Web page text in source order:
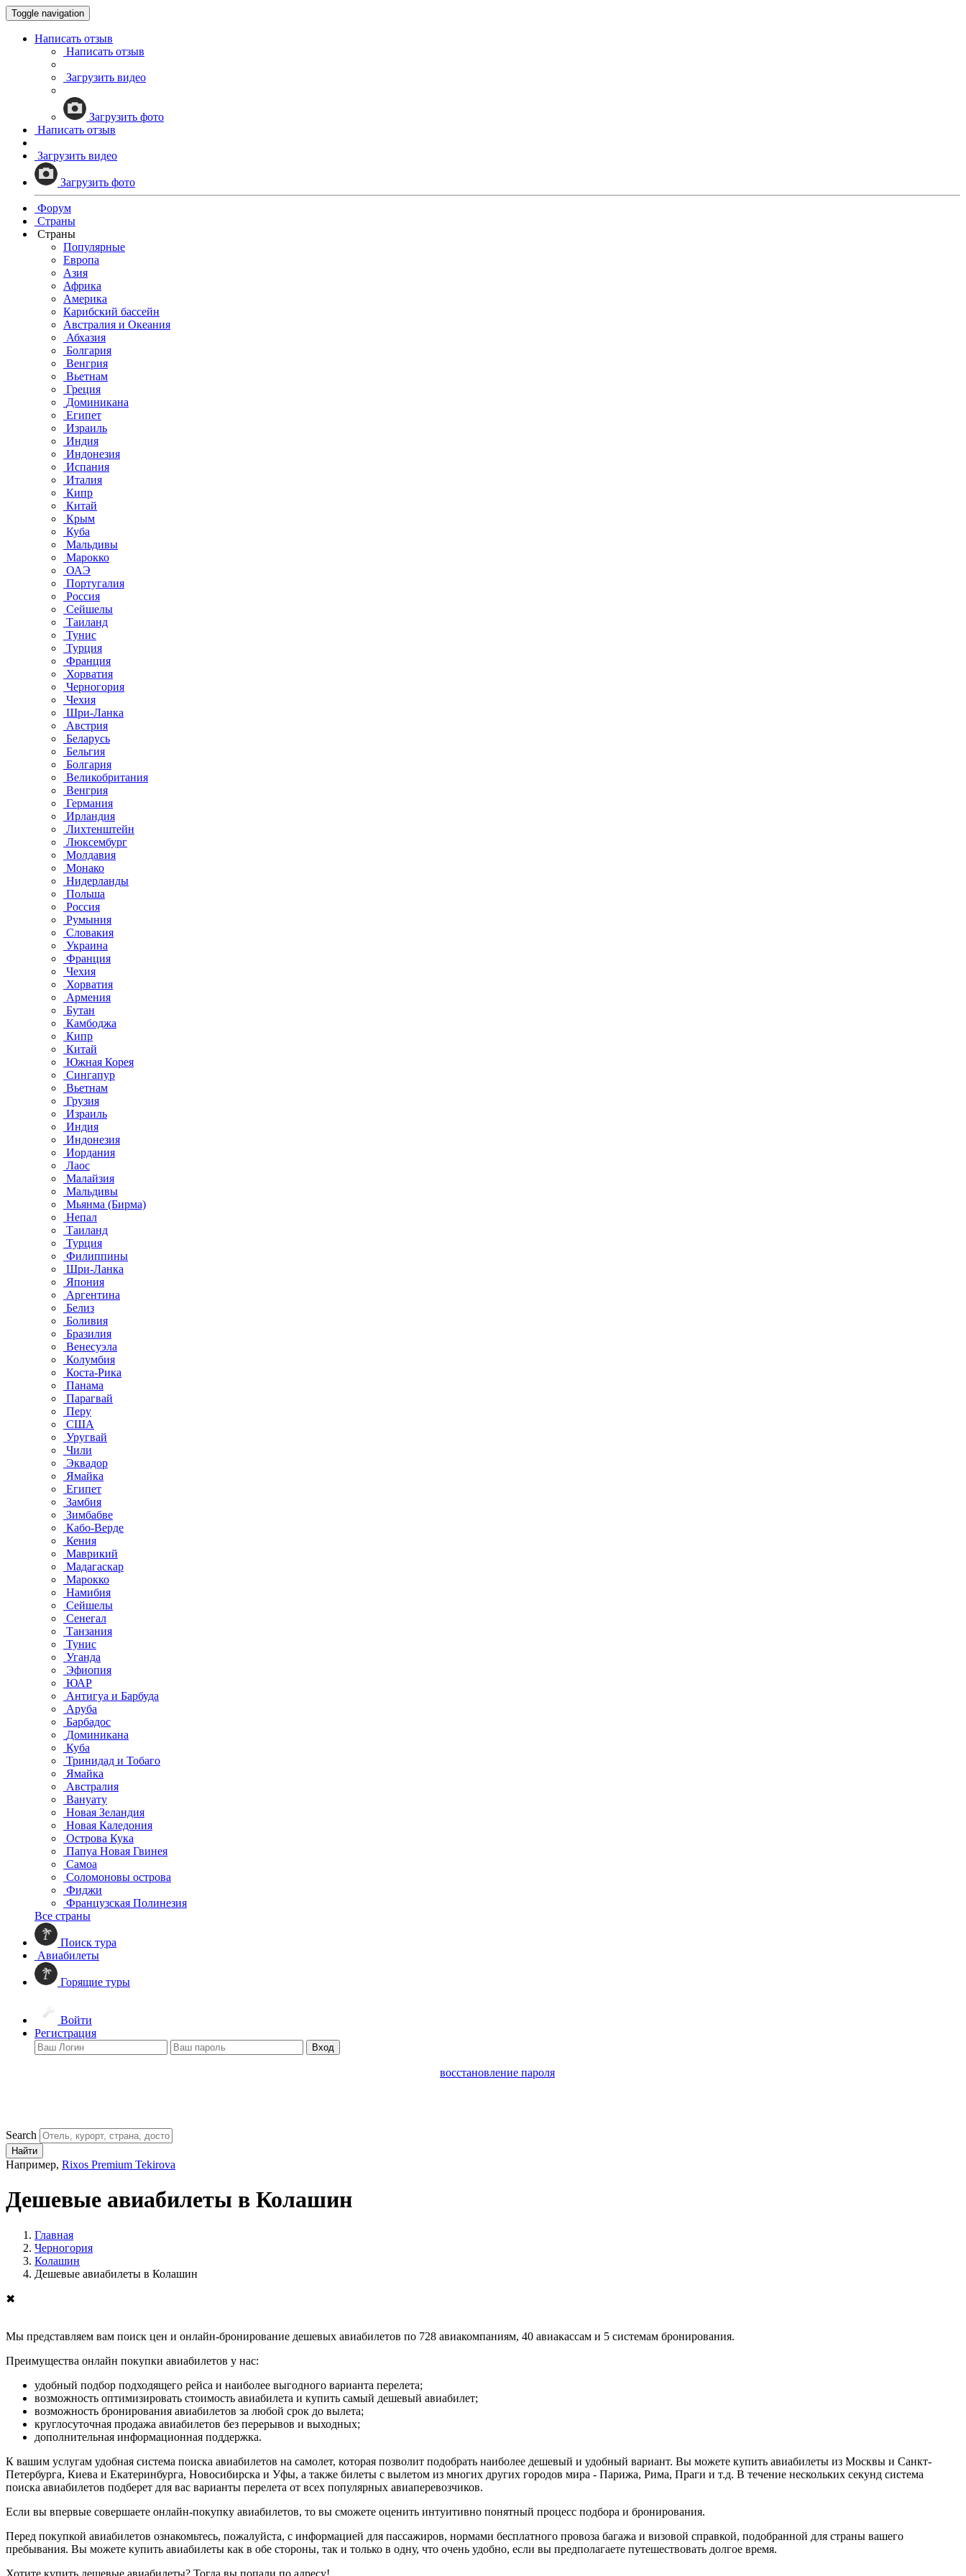
Toggle navigation
Написать отзыв
Написать отзыв
Загрузить видео
Загрузить фото
Написать отзыв
Загрузить видео
Загрузить фото
Форум
Страны
Страны
Популярные
Европа
Азия
Африка
Америка
Карибский бассейн
Австралия и Океания
Абхазия
Болгария
Венгрия
Вьетнам
Греция
Доминикана
Египет
Израиль
Индия
Индонезия
Испания
Италия
Кипр
Китай
Крым
Куба
Мальдивы
Марокко
ОАЭ
Португалия
Россия
Сейшелы
Таиланд
Тунис
Турция
Франция
Хорватия
Черногория
Чехия
Шри-Ланка
Австрия
Беларусь
Бельгия
Болгария
Великобритания
Венгрия
Германия
Ирландия
Лихтенштейн
Люксембург
Молдавия
Монако
Нидерланды
Польша
Россия
Румыния
Словакия
Украина
Франция
Чехия
Хорватия
Армения
Бутан
Камбоджа
Кипр
Китай
Южная Корея
Сингапур
Вьетнам
Грузия
Израиль
Индия
Индонезия
Иордания
Лаос
Малайзия
Мальдивы
Мьянма (Бирма)
Непал
Таиланд
Турция
Филиппины
Шри-Ланка
Япония
Аргентина
Белиз
Боливия
Бразилия
Венесуэла
Колумбия
Коста-Рика
Панама
Парагвай
Перу
США
Уругвай
Чили
Эквадор
Ямайка
Египет
Замбия
Зимбабве
Кабо-Верде
Кения
Маврикий
Мадагаскар
Марокко
Намибия
Сейшелы
Сенегал
Танзания
Тунис
Уганда
Эфиопия
ЮАР
Антигуа и Барбуда
Аруба
Барбадос
Доминикана
Куба
Тринидад и Тобаго
Ямайка
Австралия
Вануату
Новая Зеландия
Новая Каледония
Острова Кука
Папуа Новая Гвинея
Самоа
Соломоновы острова
Фиджи
Французская Полинезия
Все страны
Поиск тура
Авиабилеты
Горящие туры
Войти
Регистрация
Вход
восстановление пароля
Search
Найти
Например, Rixos Premium Tekirova
Дешевые авиабилеты в Колашин
Главная
Черногория
Колашин
Дешевые авиабилеты в Колашин
✖
Мы представляем вам поиск цен и онлайн-бронирование дешевых авиабилетов по 728 авиакомпаниям, 40 авиакассам и 5 системам бронирования.
Преимущества онлайн покупки авиабилетов у нас:
удобный подбор подходящего рейса и наиболее выгодного варианта перелета;
возможность оптимизировать стоимость авиабилета и купить самый дешевый авиабилет;
возможность бронирования авиабилетов за любой срок до вылета;
круглосуточная продажа авиабилетов без перерывов и выходных;
дополнительная информационная поддержка.
К вашим услугам удобная система поиска авиабилетов на самолет, которая позволит подобрать наиболее дешевый и удобный вариант. Вы можете купить авиабилеты из Москвы и Санкт-
Петербурга, Киева и Екатеринбурга, Новосибирска и Уфы, а также билеты с вылетом из многих других городов мира - Парижа, Рима, Праги и т.д. В течение нескольких секунд система
поиска авиабилетов подберет для вас варианты перелета от всех популярных авиаперевозчиков.
Если вы впервые совершаете онлайн-покупку авиабилетов, то вы сможете оценить интуитивно понятный процесс подбора и бронирования.
Перед покупкой авиабилетов ознакомьтесь, пожалуйста, с информацией для пассажиров, нормами бесплатного провоза багажа и визовой справкой, подобранной для страны вашего
пребывания. Вы можете купить авиабилеты как в обе стороны, так и только в одну, что очень удобно, если вы предполагаете путешествовать долгое время.
Хотите купить дешевые авиабилеты? Тогда вы попали по адресу!